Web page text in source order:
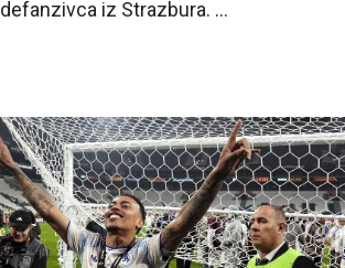
defanzivca iz Strazbura. ...